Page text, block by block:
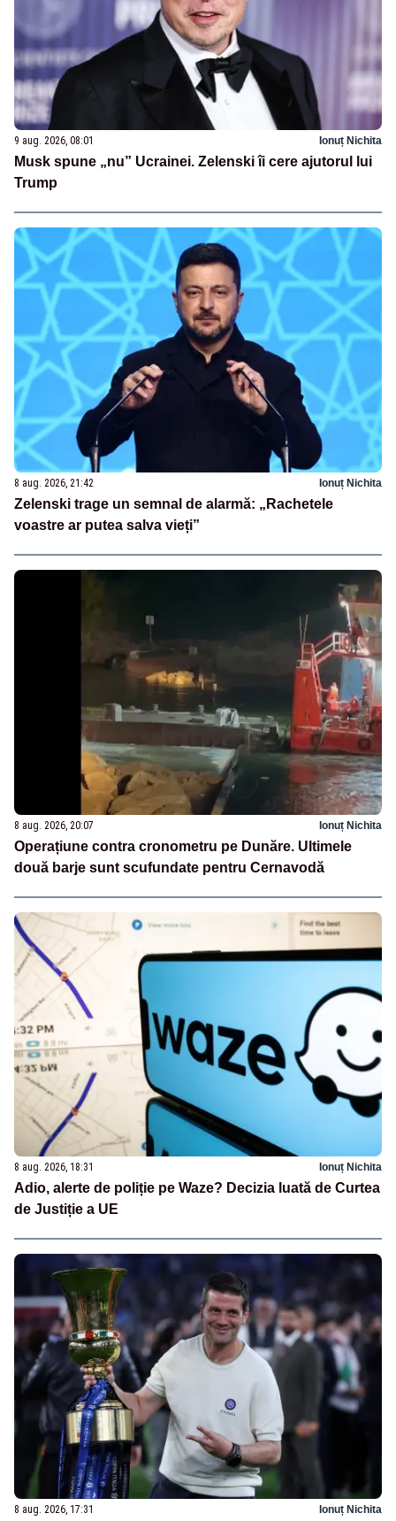
9 aug. 2026, 08:01 Ionuț Nichita
Musk spune „nu” Ucrainei. Zelenski îi cere ajutorul lui
Trump
8 aug. 2026, 21:42 Ionuț Nichita
Zelenski trage un semnal de alarmă: „Rachetele
voastre ar putea salva vieți”
8 aug. 2026, 20:07 Ionuț Nichita
Operațiune contra cronometru pe Dunăre. Ultimele
două barje sunt scufundate pentru Cernavodă
8 aug. 2026, 18:31 Ionuț Nichita
Adio, alerte de poliție pe Waze? Decizia luată de Curtea
de Justiție a UE
8 aug. 2026, 17:31 Ionuț Nichita